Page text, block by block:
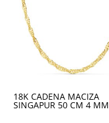
18K CADENA MACIZA
SINGAPUR 50 CM 4 MM